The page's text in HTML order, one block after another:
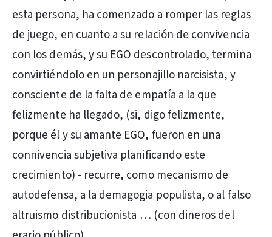
esta persona, ha comenzado a romper las reglas
de juego, en cuanto a su relación de convivencia
con los demás, y su EGO descontrolado, termina
convirtiéndolo en un personajillo narcisista, y
consciente de la falta de empatía a la que
felizmente ha llegado, (si, digo felizmente,
porque él y su amante EGO, fueron en una
connivencia subjetiva planificando este
crecimiento) - recurre, como mecanismo de
autodefensa, a la demagogia populista, o al falso
altruismo distribucionista … (con dineros del